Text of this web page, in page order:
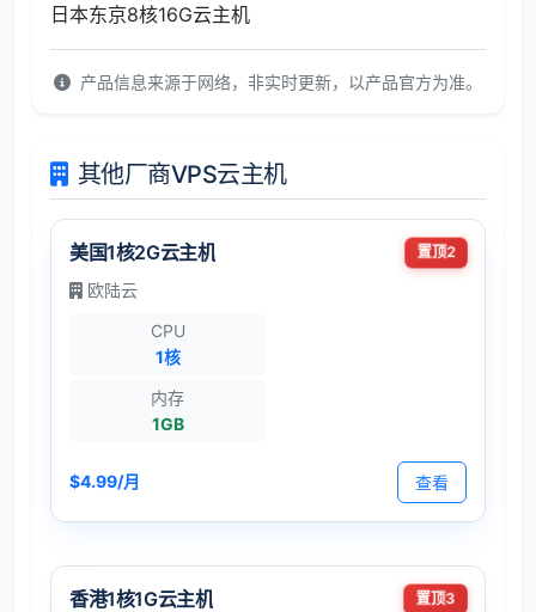
日本东京8核16G云主机
产品信息来源于网络，非实时更新，以产品官方为准。
其他厂商VPS云主机
美国1核2G云主机 置顶2
欧陆云
CPU
1核
内存
1GB
$4.99/月 查看
香港1核1G云主机 置顶3